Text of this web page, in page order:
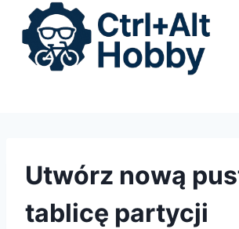
Przejdź
treści
Utwórz nową
tablicę partycji